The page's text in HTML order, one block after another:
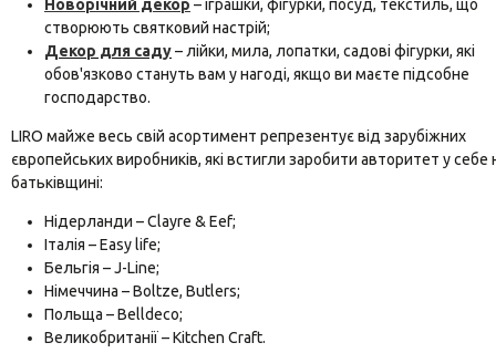
Новорічний декор – іграшки, фігурки, посуд, текстиль, що
створюють святковий настрій;
Декор для саду– лійки, мила, лопатки, садові фігурки, які
обов'язково стануть вам у нагоді, якщо ви маєте підсобне
господарство.
LIRO майже весь свій асортимент репрезентує від зарубіжних
європейських виробників, які встигли заробити авторитет у себе
батьківщині:
Нідерланди – Clayre & Eef;
Італія – Easy life;
Бельгія – J-Line;
Німеччина – Boltze, Butlers;
Польща – Belldeco;
Великобританії – Kitchen Craft.